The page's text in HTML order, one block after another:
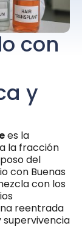
con
y
es la
la fracción
del
con Buenas
con los
reentrada
supervivencia